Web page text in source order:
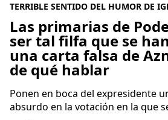
TERRIBLE SENTIDO DEL HUMOR DE
Las primarias de
ser tal filfa que se
una carta falsa de
de qué hablar
Ponen en boca del expresidente
absurdo en la votación en la que